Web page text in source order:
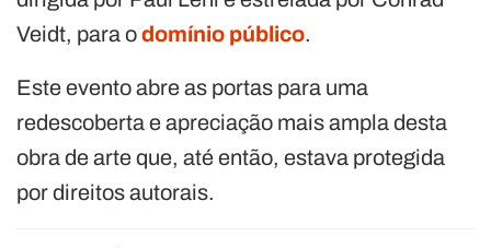
Veidt, para odomínio público.
Este evento abre as portas para uma
redescoberta e apreciação mais ampla desta
obra de arte que, até então, estava protegida
por direitos autorais.